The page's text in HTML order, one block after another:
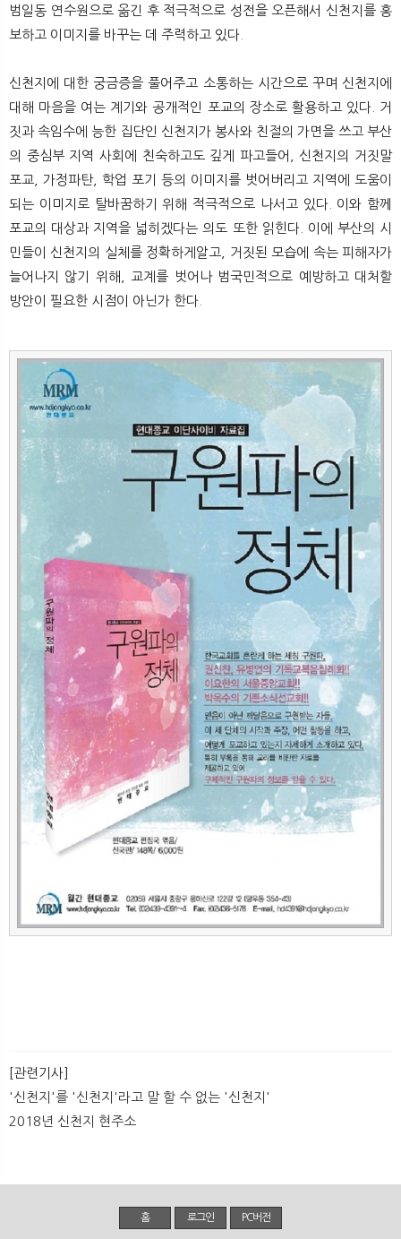
범일동 연수원으로 옮긴 후 적극적으로 성전을 오픈해서 신천지를 홍
보하고 이미지를 바꾸는 데 주력하고 있다.
신천지에 대한 궁금증을 풀어주고 소통하는 시간으로 꾸며 신천지에
대해 마음을 여는 계기와 공개적인 포교의 장소로 활용하고 있다. 거
짓과 속임수에 능한 집단인 신천지가 봉사와 친절의 가면을 쓰고 부산
의 중심부 지역 사회에 친숙하고도 깊게 파고들어, 신천지의 거짓말
포교, 가정파탄, 학업 포기 등의 이미지를 벗어버리고 지역에 도움이
되는 이미지로 탈바꿈하기 위해 적극적으로 나서고 있다. 이와 함께
포교의 대상과 지역을 넓히겠다는 의도 또한 읽힌다. 이에 부산의 시
민들이 신천지의 실체를 정확하게알고, 거짓된 모습에 속는 피해자가
늘어나지 않기 위해, 교계를 벗어나 범국민적으로 예방하고 대처할
방안이 필요한 시점이 아닌가 한다.
[관련기사]
'신천지'를 '신천지'라고 말 할 수 없는 '신천지'
2018년 신천지 현주소
홈 로그인 PC버전